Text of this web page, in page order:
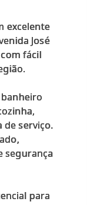
excelente
José
fácil
de serviço.
segurança
para